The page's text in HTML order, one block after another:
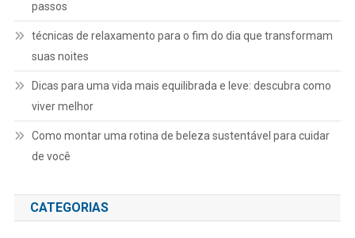
passos
técnicas de relaxamento para o fim do dia que transformam
suas noites
Dicas para uma vida mais equilibrada e leve: descubra como
viver melhor
Como montar uma rotina de beleza sustentável para cuidar
de você
CATEGORIAS